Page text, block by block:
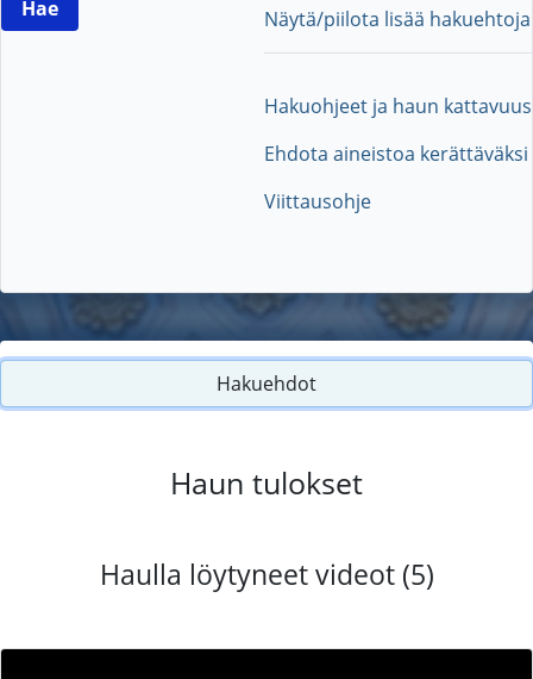
Näytä/piilota lisää hakuehtoja
Hakuohjeet ja haun kattavuus
Ehdota aineistoa kerättäväksi
Viittausohje
Hakuehdot
Haun tulokset
Haulla löytyneet videot (5)